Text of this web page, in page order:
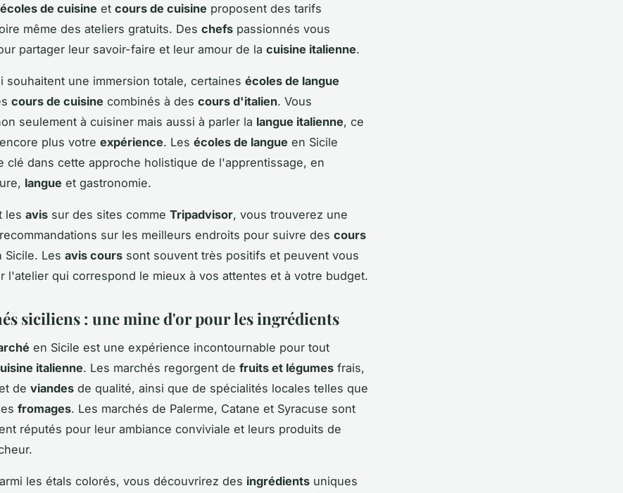
écoles de cuisine et cours de cuisine proposent des tarifs
même des ateliers gratuits. Des chefs passionnés vous
partager leur savoir-faire et leur amour de la cuisine italienne.
souhaitent une immersion totale, certaines écoles de langue
cours de cuisine combinés à des cours d'italien. Vous
seulement à cuisiner mais aussi à parler la langue italienne, ce
plus votre expérience. Les écoles de langue en Sicile
clé dans cette approche holistique de l'apprentissage, en
langue et gastronomie.
les avis sur des sites comme Tripadvisor, vous trouverez une
sur les meilleurs endroits pour suivre des cours
Sicile. Les avis cours sont souvent très positifs et peuvent vous
l'atelier qui correspond le mieux à vos attentes et à votre budget.
siciliens : une mine d'or pour les ingrédients
en Sicile est une expérience incontournable pour tout
italienne. Les marchés regorgent de fruits et légumes frais,
de viandes de qualité, ainsi que de spécialités locales telles que
fromages. Les marchés de Palerme, Catane et Syracuse sont
réputés pour leur ambiance conviviale et leurs produits de
les étals colorés, vous découvrirez des ingrédients uniques